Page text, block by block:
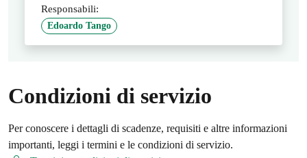
Responsabili:
Edoardo Tango
Condizioni di servizio
Per conoscere i dettagli di scadenze, requisiti e altre informazioni
importanti, leggi i termini e le condizioni di servizio.